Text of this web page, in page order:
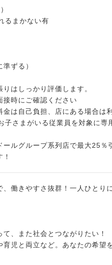
るまかない有
ずる）
はしっかり評価します。
時にご確認ください
は自己負担、店にある場合は
子さまがいる従業員を対象に専
ルグループ系列店で最大25％
働きやすさ抜群！一人ひとり
、また社会とつながりたい！
児と両立など。あなたの希望